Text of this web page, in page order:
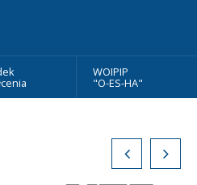
WOIPIP
"O-ES-HA"